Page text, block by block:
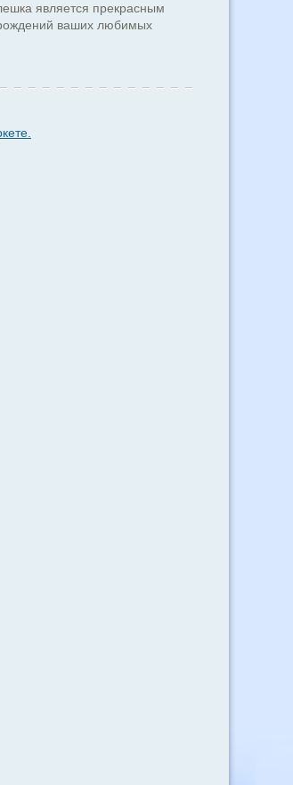
является прекрасным
ваших любимых